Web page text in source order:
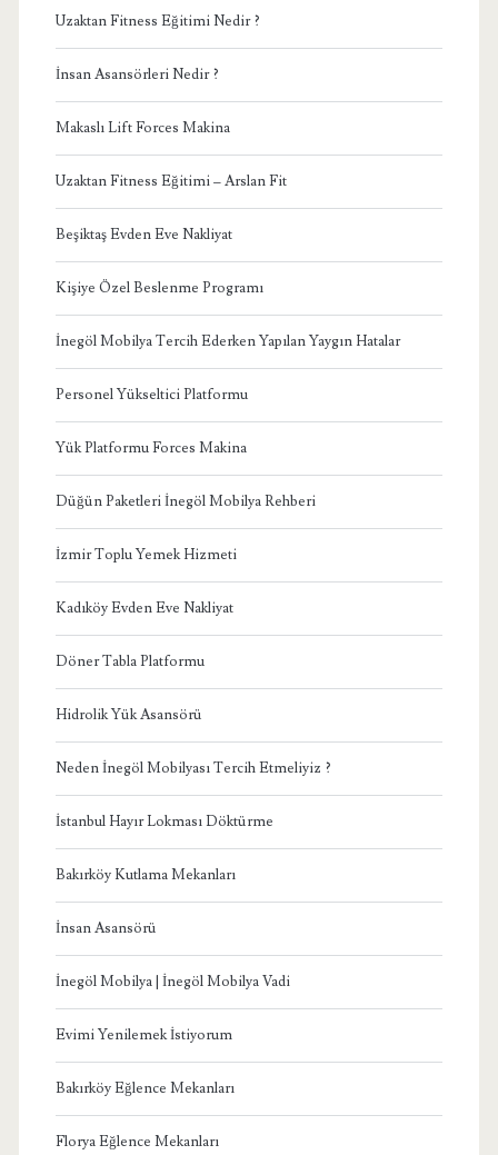
Uzaktan Fitness Eğitimi Nedir ?
İnsan Asansörleri Nedir ?
Makaslı Lift Forces Makina
Uzaktan Fitness Eğitimi – Arslan Fit
Beşiktaş Evden Eve Nakliyat
Kişiye Özel Beslenme Programı
İnegöl Mobilya Tercih Ederken Yapılan Yaygın Hatalar
Personel Yükseltici Platformu
Yük Platformu Forces Makina
Düğün Paketleri İnegöl Mobilya Rehberi
İzmir Toplu Yemek Hizmeti
Kadıköy Evden Eve Nakliyat
Döner Tabla Platformu
Hidrolik Yük Asansörü
Neden İnegöl Mobilyası Tercih Etmeliyiz ?
İstanbul Hayır Lokması Döktürme
Bakırköy Kutlama Mekanları
İnsan Asansörü
İnegöl Mobilya | İnegöl Mobilya Vadi
Evimi Yenilemek İstiyorum
Bakırköy Eğlence Mekanları
Florya Eğlence Mekanları